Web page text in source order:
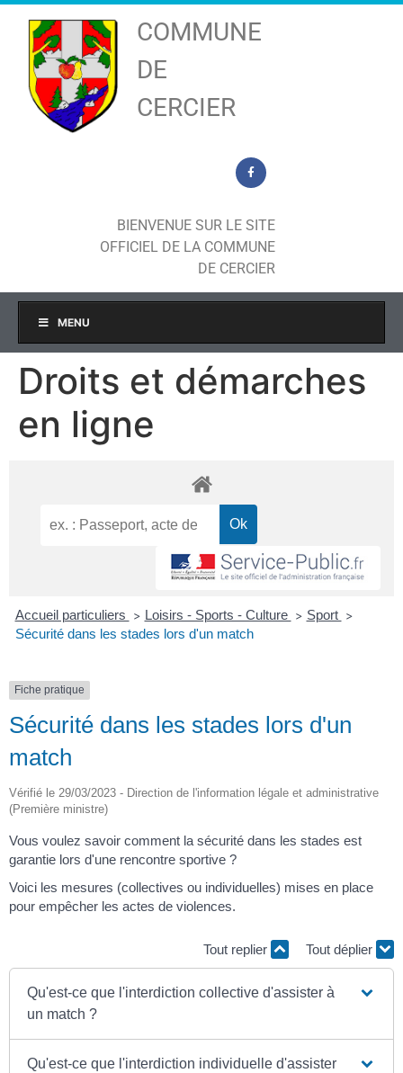
COMMUNE
DE
CERCIER
BIENVENUE SUR LE SITE
OFFICIEL DE LA COMMUNE
DE CERCIER
MENU
Droits et démarches
en ligne
Accueil particuliers > Loisirs - Sports - Culture > Sport >
Sécurité dans les stades lors d'un match
Fiche pratique
Sécurité dans les stades lors d'un
match
Vérifié le 29/03/2023 - Direction de l'information légale et administrative
(Première ministre)
Vous voulez savoir comment la sécurité dans les stades est
garantie lors d'une rencontre sportive ?
Voici les mesures (collectives ou individuelles) mises en place
pour empêcher les actes de violences.
Tout replier Tout déplier
Qu'est-ce que l'interdiction collective d'assister à
un match ?
Qu'est-ce que l'interdiction individuelle d'assister